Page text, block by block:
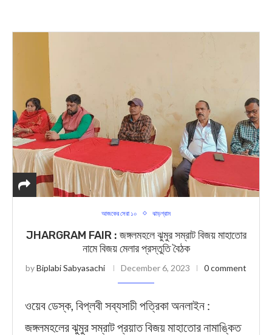
আজকের সেরা ১০ ঝাড়গ্রাম
JHARGRAM FAIR : জঙ্গলমহলে ঝুমুর সম্রাট বিজয় মাহাতোর
নামে বিজয় মেলার প্রস্তুতি বৈঠক
byBiplabi Sabyasachi December 6, 2023 0 comment
ওয়েব ডেস্ক, বিপ্লবী সব্যসাচী পত্রিকা অনলাইন :
জঙ্গলমহলের ঝুমুর সম্রাট প্রয়াত বিজয় মাহাতোর নামাঙ্কিত